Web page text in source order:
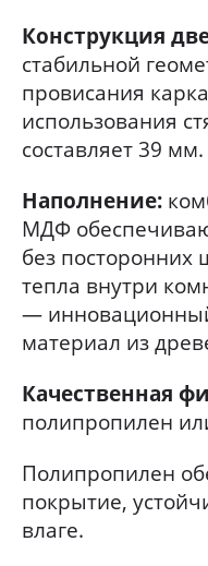
Конструкция
стабильной
провисания
использования
составляет 39 мм.
Наполнение:
МДФ
без посторонних
тепла внутри
—
материал из
Качественная
полипропилен
Полипропилен
покрытие,
влаге.